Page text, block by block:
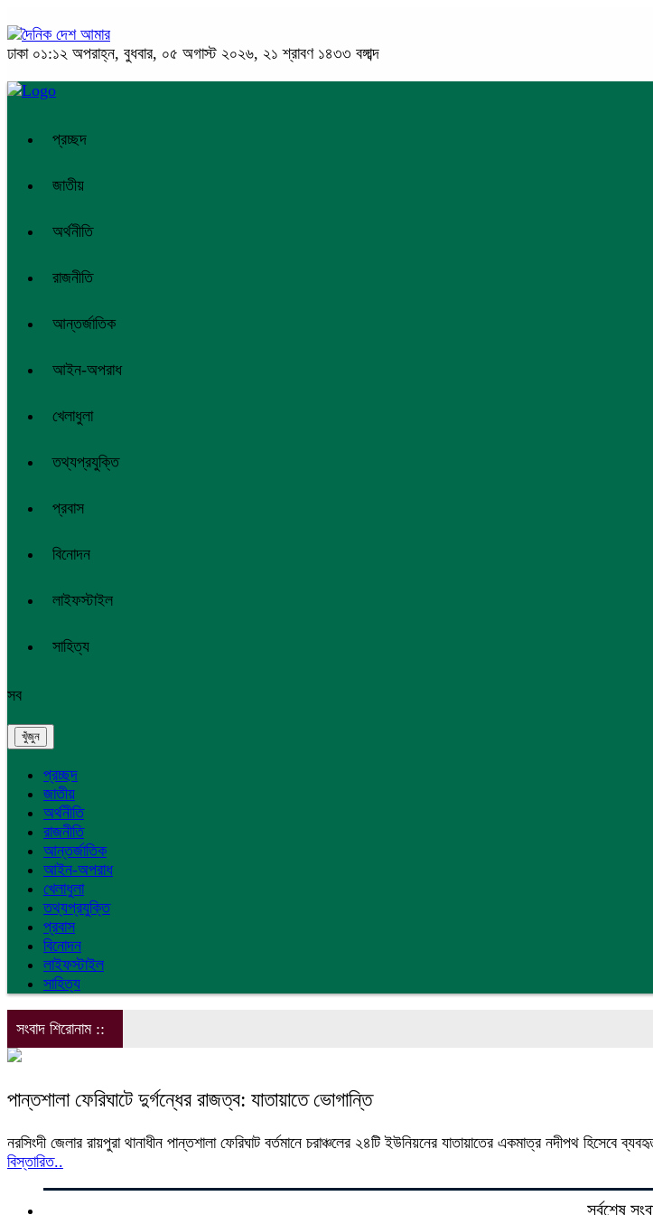
ঢাকা ০১:১২ অপরাহ্ন, বুধবার, ০৫ অগাস্ট ২০২৬, ২১ শ্রাবণ ১৪৩৩ বঙ্গাব্দ
প্রচ্ছদ
জাতীয়
অর্থনীতি
রাজনীতি
আন্তর্জাতিক
আইন-অপরাধ
খেলাধুলা
তথ্যপ্রযুক্তি
প্রবাস
বিনোদন
লাইফস্টাইল
সাহিত্য
সব
প্রচ্ছদ
জাতীয়
অর্থনীতি
রাজনীতি
আন্তর্জাতিক
আইন-অপরাধ
খেলাধুলা
তথ্যপ্রযুক্তি
প্রবাস
বিনোদন
লাইফস্টাইল
সাহিত্য
সংবাদ শিরোনাম ::
পান্তশালা ফেরিঘাটে দুর্গন্ধের রাজত্ব: যাতায়াতে ভোগান্তি
নরসিংদী জেলার রায়পুরা থানাধীন পান্তশালা ফেরিঘাট বর্তমানে চরাঞ্চলের ২৪টি ইউনিয়নের যাতায়াতের একমাত্র নদীপথ হিসেবে
বিস্তারিত..
সর্বশেষ